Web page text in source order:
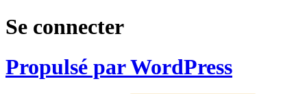
Se connecter
Propulsé par WordPress